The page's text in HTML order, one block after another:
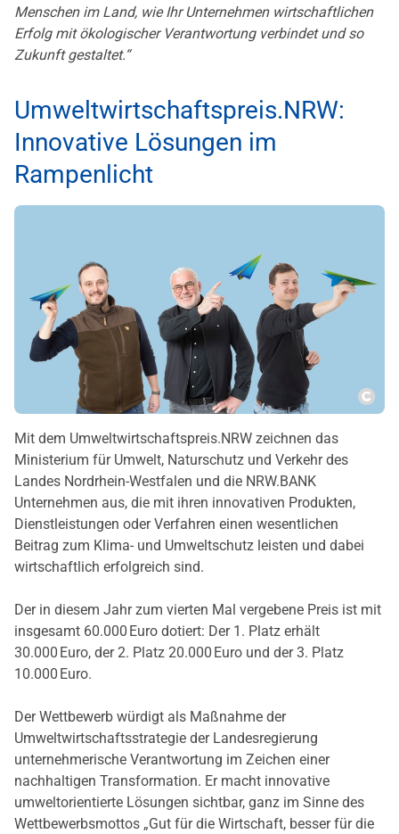
Menschen im Land, wie Ihr Unternehmen wirtschaftlichen
Erfolg mit ökologischer Verantwortung verbindet und so
Zukunft gestaltet.“
Umweltwirtschaftspreis.NRW:
Innovative Lösungen im
Rampenlicht
Mit dem Umweltwirtschaftspreis.NRW zeichnen das
Ministerium für Umwelt, Naturschutz und Verkehr des
Landes Nordrhein-Westfalen und die NRW.BANK
Unternehmen aus, die mit ihren innovativen Produkten,
Dienstleistungen oder Verfahren einen wesentlichen
Beitrag zum Klima- und Umweltschutz leisten und dabei
wirtschaftlich erfolgreich sind.
Der in diesem Jahr zum vierten Mal vergebene Preis ist mit
insgesamt 60.000 Euro dotiert: Der 1. Platz erhält
30.000 Euro, der 2. Platz 20.000 Euro und der 3. Platz
10.000 Euro.
Der Wettbewerb würdigt als Maßnahme der
Umweltwirtschaftsstrategie der Landesregierung
unternehmerische Verantwortung im Zeichen einer
nachhaltigen Transformation. Er macht innovative
umweltorientierte Lösungen sichtbar, ganz im Sinne des
Wettbewerbsmottos „Gut für die Wirtschaft, besser für die